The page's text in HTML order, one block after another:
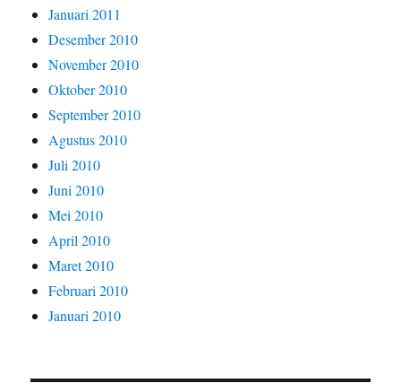
Januari 2011
Desember 2010
November 2010
Oktober 2010
September 2010
Agustus 2010
Juli 2010
Juni 2010
Mei 2010
April 2010
Maret 2010
Februari 2010
Januari 2010